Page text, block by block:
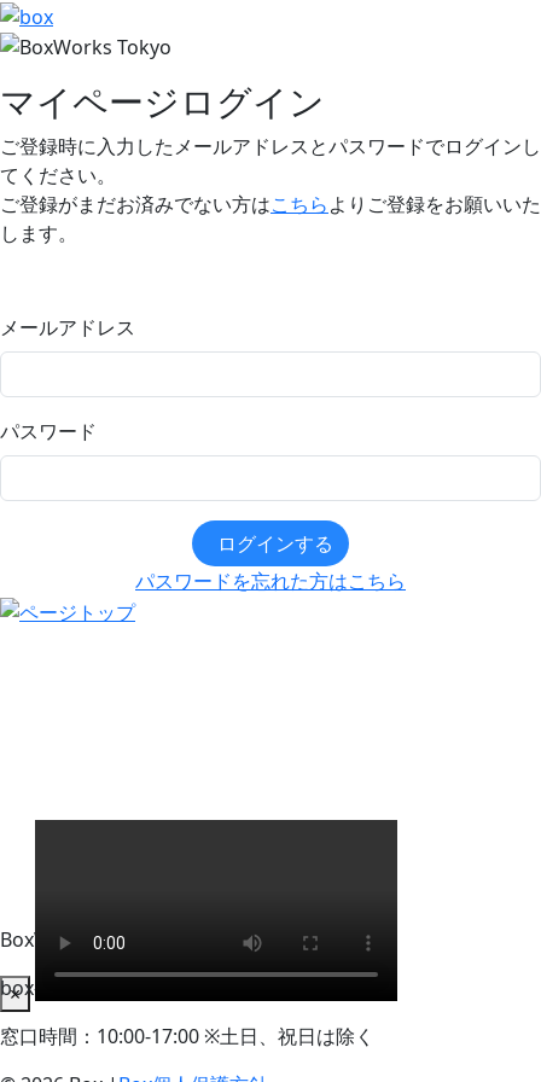
マイページログイン
ご登録時に入力したメールアドレスとパスワードでログインし
てください。
ご登録がまだお済みでない方はこちらよりご登録をお願いいた
します。
メールアドレス
パスワード
ログインする
パスワードを忘れた方はこちら
BoxWorks Tokyo + Osaka 来場者事務局
box-info_registration@event-admin.jp
窓口時間：10:00-17:00 ※土日、祝日は除く
×